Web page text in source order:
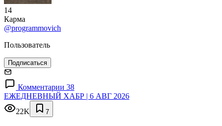
14
Карма
@programmovich
Пользователь
Подписаться
Комментарии 38
ЕЖЕДНЕВНЫЙ ХАБР | 6 АВГ 2026
22K
7